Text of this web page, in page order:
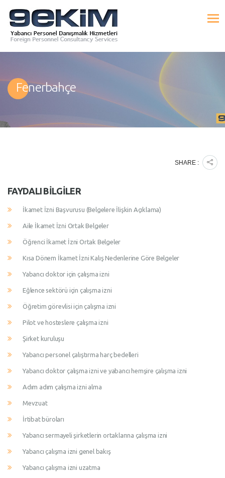
Fenerbahçe
SHARE :
FAYDALI BILGILER
İkamet İzni Başvurusu (Belgelere İlişkin Açıklama)
Aile İkamet İzni Ortak Belgeler
Öğrenci İkamet İzni Ortak Belgeler
Kısa Dönem İkamet İzni Kalış Nedenlerine Göre Belgeler
Yabancı doktor için çalışma izni
Eğlence sektörü için çalışma izni
Öğretim görevlisi için çalışma izni
Pilot ve hosteslere çalışma izni
Şirket kuruluşu
Yabancı personel çalıştırma harç bedelleri
Yabancı doktor çalışma izni ve yabancı hemşire çalışma izni
Adım adım çalışma izni alma
Mevzuat
İrtibat büroları
Yabancı sermayeli şirketlerin ortaklarına çalışma izni
Yabancı çalışma izni genel bakış
Yabancı çalışma izni uzatma